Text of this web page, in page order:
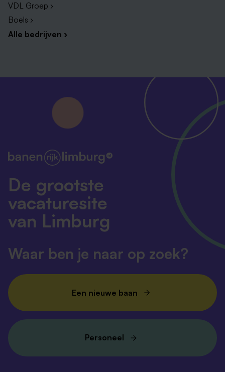
VDL Groep ›
Boels ›
Alle bedrijven ›
De grootste
vacaturesite
van Limburg
Waar ben je naar op zoek?
Een nieuwe baan
Personeel